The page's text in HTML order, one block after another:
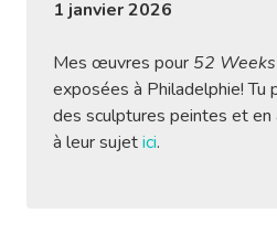
1 janvier 2026
Mes œuvres pour 52
exposées à Philadelphie! Tu
des sculptures peintes et en
à leur sujetici.